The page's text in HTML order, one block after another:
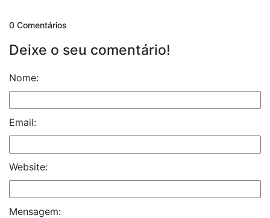
0 Comentários
Deixe o seu comentário!
Nome:
Email:
Website:
Mensagem: